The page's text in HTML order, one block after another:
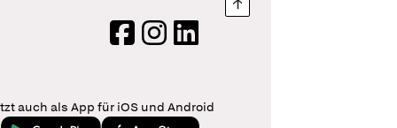
Nach oben springen
FacebookInstagram
LinkedIn
auch als App für iOS und Android